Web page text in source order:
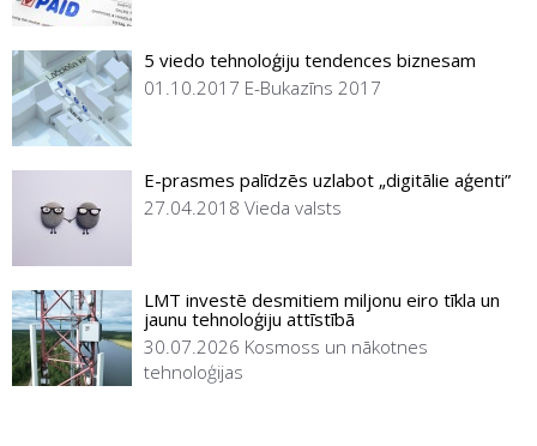
5 viedo tehnoloģiju tendences biznesam
01.10.2017 E-Bukazīns 2017
E-prasmes palīdzēs uzlabot „digitālie aģenti”
27.04.2018 Vieda valsts
LMT investē desmitiem miljonu eiro tīkla un
jaunu tehnoloģiju attīstībā
30.07.2026 Kosmoss un nākotnes
tehnoloģijas